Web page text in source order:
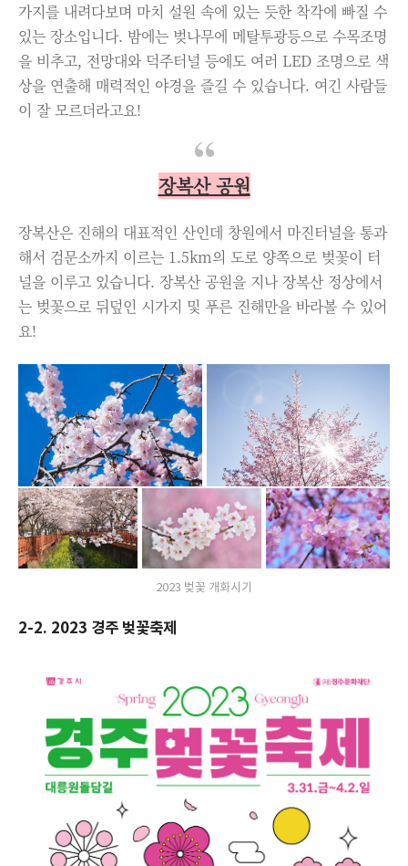
가지를 내려다보며 마치 설원 속에 있는 듯한 착각에 빠질 수
있는 장소입니다. 밤에는 벚나무에 메탈투광등으로 수목조명
을 비추고, 전망대와 덕주터널 등에도 여러 LED 조명으로 색
상을 연출해 매력적인 야경을 즐길 수 있습니다. 여긴 사람들
이 잘 모르더라고요!
장복산 공원
장복산은 진해의 대표적인 산인데 창원에서 마진터널을 통과
해서 검문소까지 이르는 1.5km의 도로 양쪽으로 벚꽃이 터
널을 이루고 있습니다. 장복산 공원을 지나 장복산 정상에서
는 벚꽃으로 뒤덮인 시가지 및 푸른 진해만을 바라볼 수 있어
요!
2023 벚꽃 개화시기
2-2. 2023 경주 벚꽃축제